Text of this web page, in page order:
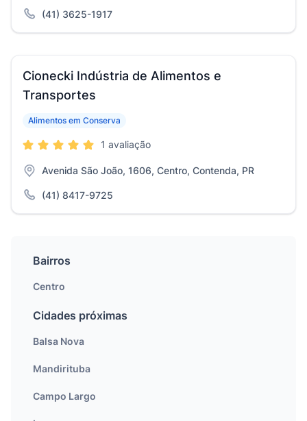
(41) 3625-1917
Cionecki Indústria de Alimentos e
Transportes
Alimentos em Conserva
1 avaliação
Avenida São João, 1606, Centro, Contenda, PR
(41) 8417-9725
Bairros
Centro
Cidades próximas
Balsa Nova
Mandirituba
Campo Largo